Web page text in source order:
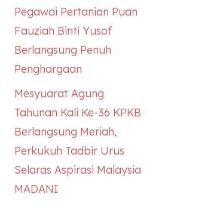
Pegawai Pertanian Puan
Fauziah Binti Yusof
Berlangsung Penuh
Penghargaan
Mesyuarat Agung
Tahunan Kali Ke-36 KPKB
Berlangsung Meriah,
Perkukuh Tadbir Urus
Selaras Aspirasi Malaysia
MADANI